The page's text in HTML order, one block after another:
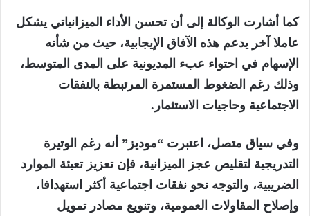
كما أشارت الوكالة إلى أن تحسن الأداء الميزانياتي يشكل
عاملا آخر يدعم هذه الآفاق الإيجابية، حيث من شأنه
الإسهام في احتواء عبء المديونية على المدى المتوسط،
وذلك رغم الضغوط المستمرة المرتبطة بالنفقات
الاجتماعية وحاجيات الاستثمار.
وفي سياق متصل، اعتبرت “موديز” أنه رغم الوتيرة
التدريجية لتقليص عجز الميزانية، فإن تعزيز تعبئة الموارد
الضريبية، والتوجه نحو نفقات اجتماعية أكثر استهدافا،
وإصلاح المقاولات العمومية، وتنويع مصادر تمويل